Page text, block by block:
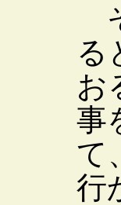
る
お
事
て
行